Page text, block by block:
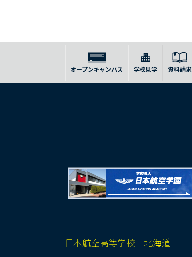
オープンキャンパス 学校見学 資料請求
日本航空高等学校 北海道